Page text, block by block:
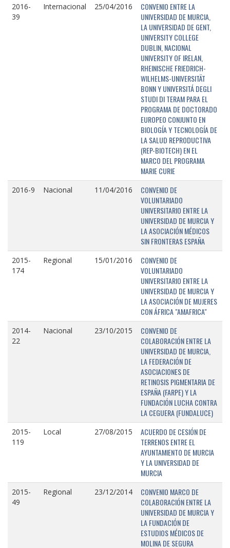
2016-
39
Internacional 25/04/2016
CONVENIO ENTRE LA
UNIVERSIDAD DE MURCIA,
LA UNIVERSIDAD DE GENT,
UNIVERSITY COLLEGE
DUBLIN, NACIONAL
UNIVERSITY OF IRELAN,
RHEINISCHE FRIEDRICH-
WILHELMS-UNIVERSITÄT
BONN Y UNIVERSITÁ DEGLI
STUDI DI TERAM PARA EL
PROGRAMA DE DOCTORADO
EUROPEO CONJUNTO EN
BIOLOGÍA Y TECNOLOGÍA DE
LA SALUD REPRODUCTIVA
(REP-BIOTECH) EN EL
MARCO DEL PROGRAMA
MARIE CURIE
2016-9 Nacional 11/04/2016
CONVENIO DE
VOLUNTARIADO
UNIVERSITARIO ENTRE LA
UNIVERSIDAD DE MURCIA Y
LA ASOCIACIÓN MÉDICOS
SIN FRONTERAS ESPAÑA
2015-
174
Regional 15/01/2016
CONVENIO DE
VOLUNTARIADO
UNIVERSITARIO ENTRE LA
UNIVERSIDAD DE MURCIA Y
LA ASOCIACIÓN DE MUJERES
CON ÁFRICA "AMAFRICA"
2014-
22
Nacional 23/10/2015
CONVENIO DE
COLABORACIÓN ENTRE LA
UNIVERSIDAD DE MURCIA,
LA FEDERACIÓN DE
ASOCIACIONES DE
RETINOSIS PIGMENTARIA DE
ESPAÑA (FARPE) Y LA
FUNDACIÓN LUCHA CONTRA
LA CEGUERA (FUNDALUCE)
2015-
119
Local 27/08/2015
ACUERDO DE CESIÓN DE
TERRENOS ENTRE EL
AYUNTAMIENTO DE MURCIA
Y LA UNIVERSIDAD DE
MURCIA
2015-
49
Regional 23/12/2014
CONVENIO MARCO DE
COLABORACIÓN ENTRE LA
UNIVERSIDAD DE MURCIA Y
LA FUNDACIÓN DE
ESTUDIOS MÉDICOS DE
MOLINA DE SEGURA